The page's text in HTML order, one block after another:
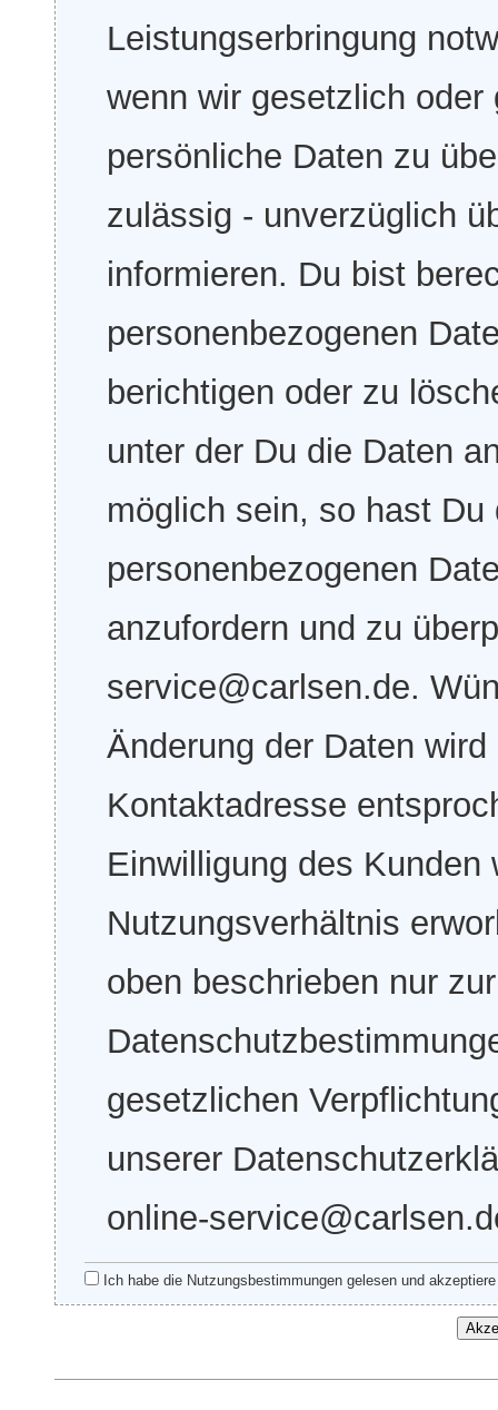
Leistungserbringung
wenn wir gesetzlich
persönliche Daten zu
zulässig - unverzüglich
informieren. Du bist
personenbezogenen
berichtigen oder zu
unter der Du die Daten
möglich sein, so hast
personenbezogenen
anzufordern und zu
service@carlsen.de.
Änderung der Daten
Kontaktadresse
Einwilligung des
Nutzungsverhältnis
oben beschrieben nur
gesetzlichen
unserer
online-
Ich habe die Nutzungsbestimmungen gelesen und